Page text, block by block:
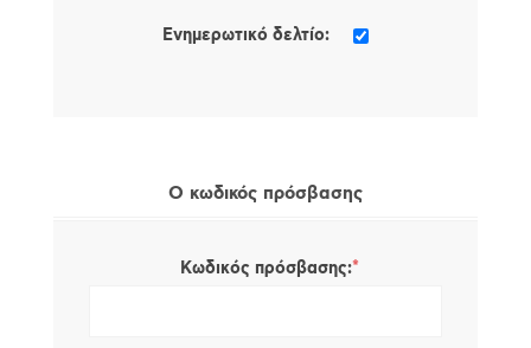
Ενημερωτικό δελτίο:
Ο κωδικός πρόσβασης
Κωδικός πρόσβασης:*